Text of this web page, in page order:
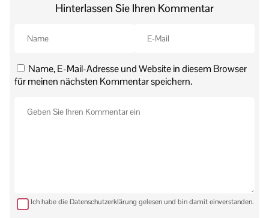
Hinterlassen Sie Ihren Kommentar
Name, E-Mail-Adresse und Website in diesem Browser
für meinen nächsten Kommentar speichern.
Ich habe die Datenschutzerklärung gelesen und bin damit einverstanden.